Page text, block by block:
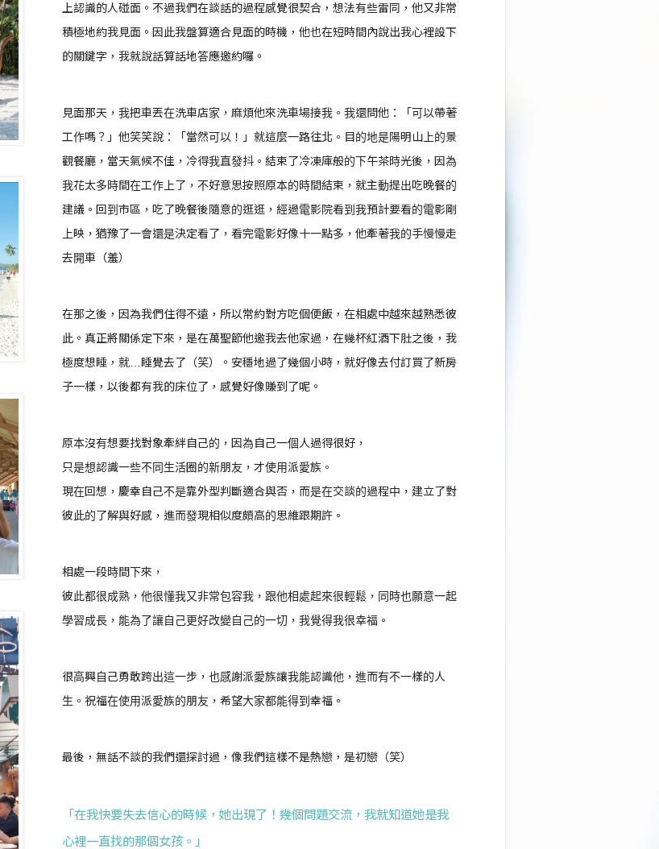
上認識的人碰面。不過我們在談話的過程感覺很契合，想法有些雷同，他又非常
積極地約我見面。因此我盤算適合見面的時機，他也在短時間內說出我心裡設下
的關鍵字，我就說話算話地答應邀約囉。
見面那天，我把車丟在洗車店家，麻煩他來洗車場接我。我還問他：「可以帶著
工作嗎？」他笑笑說：「當然可以！」就這麼一路往北。目的地是陽明山上的景
觀餐廳，當天氣候不佳，冷得我直發抖。結束了冷凍庫般的下午茶時光後，因為
我花太多時間在工作上了，不好意思按照原本的時間結束，就主動提出吃晚餐的
建議。回到市區，吃了晚餐後隨意的逛逛，經過電影院看到我預計要看的電影剛
上映，猶豫了一會還是決定看了，看完電影好像十一點多，他牽著我的手慢慢走
去開車（羞）
在那之後，因為我們住得不遠，所以常約對方吃個便飯，在相處中越來越熟悉彼
此。真正將關係定下來，是在萬聖節他邀我去他家過，在幾杯紅酒下肚之後，我
極度想睡，就…睡覺去了（笑）。安穩地過了幾個小時，就好像去付訂買了新房
子一樣，以後都有我的床位了，感覺好像賺到了呢。
原本沒有想要找對象牽絆自己的，因為自己一個人過得很好，
只是想認識一些不同生活圈的新朋友，才使用派愛族。
現在回想，慶幸自己不是靠外型判斷適合與否，而是在交談的過程中，建立了對
彼此的了解與好感，進而發現相似度頗高的思維跟期許。
相處一段時間下來，
彼此都很成熟，他很懂我又非常包容我，跟他相處起來很輕鬆，同時也願意一起
學習成長，能為了讓自己更好改變自己的一切，我覺得我很幸福。
很高興自己勇敢跨出這一步，也感謝派愛族讓我能認識他，進而有不一樣的人
生。祝福在使用派愛族的朋友，希望大家都能得到幸福。
最後，無話不談的我們還探討過，像我們這樣不是熱戀，是初戀（笑）
「在我快要失去信心的時候，她出現了！幾個問題交流，我就知道她是我
心裡一直找的那個女孩。」